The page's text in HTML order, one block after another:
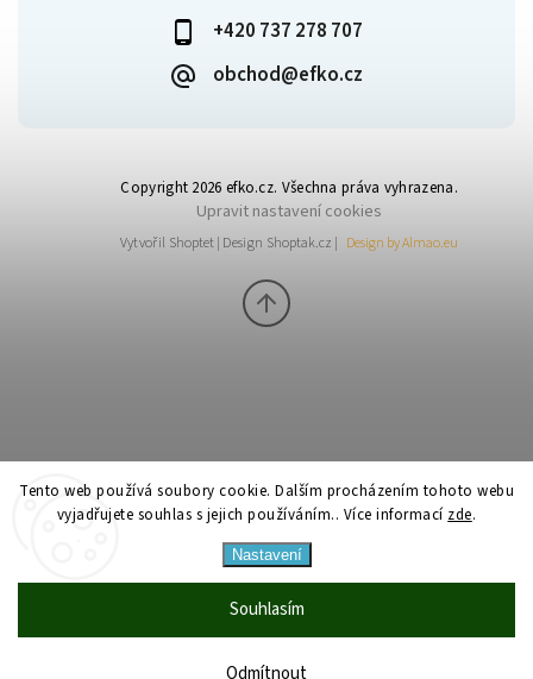
Tento web používá soubory cookie. Dalším procházením tohoto webu
vyjadřujete souhlas s jejich používáním.. Více informací zde.
Nastavení
Odmítnout
Souhlasím
+420 737 278 707
obchod@efko.cz
Copyright 2026 efko.cz. Všechna práva vyhrazena.
Upravit nastavení cookies
Vytvořil Shoptet| Design Shoptak.cz | Design by Almao.eu